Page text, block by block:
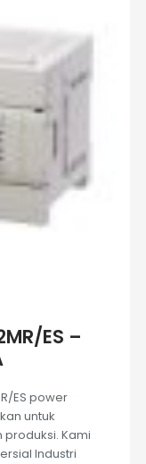
ES –
ES power
untuk
Kami
Industri